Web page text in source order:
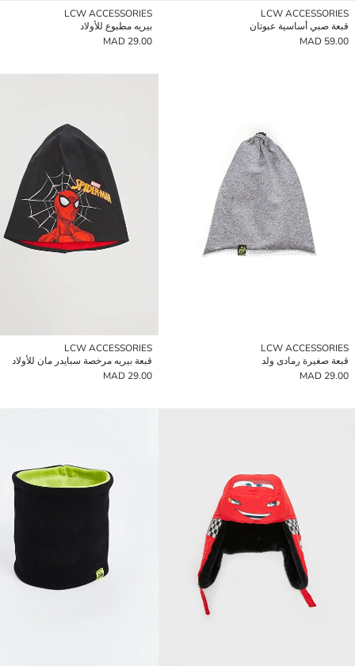
LCW ACCESSORIES
قبعة صبي أساسية عبوتان
59.00 MAD
LCW ACCESSORIES
بيريه مطبوع للأولاد
29.00 MAD
LCW ACCESSORIES
قبعة صغيرة رمادى ولد
29.00 MAD
LCW ACCESSORIES
قبعة بيريه مرخصة سبايدر مان للأولاد
29.00 MAD